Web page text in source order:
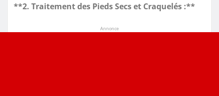
**2. Traitement des Pieds Secs et Craquelés :**
Annonce